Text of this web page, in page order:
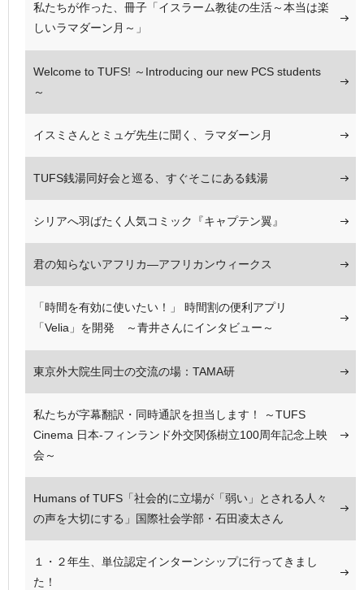
私たちが作った、冊子「イスラーム教徒の生活～本当は楽
しいラマダーン月～」
Welcome to TUFS! ～Introducing our new PCS students
～
イスミさんとミュゲ先生に聞く、ラマダーン月
TUFS銭湯同好会と巡る、すぐそこにある銭湯
シリアへ羽ばたく人気コミック『キャプテン翼』
君の知らないアフリカ—アフリカンウィークス
「時間を有効に使いたい！」 時間割の便利アプリ
「Velia」を開発 ～青井さんにインタビュー～
東京外大院生同士の交流の場：TAMA研
私たちが字幕翻訳・同時通訳を担当します！ ～TUFS
Cinema 日本-フィンランド外交関係樹立100周年記念上映
会～
Humans of TUFS「社会的に立場が「弱い」とされる人々
の声を大切にする」国際社会学部・石田凌太さん
１・２年生、単位認定インターンシップに行ってきまし
た！